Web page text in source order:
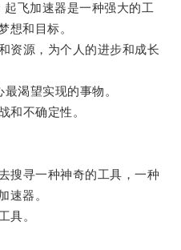
飞加速器是一种强大的工
想和目标。
源，为个人的进步和成长
渴望实现的事物。
不确定性。
寻一种神奇的工具，一种
速器。
。